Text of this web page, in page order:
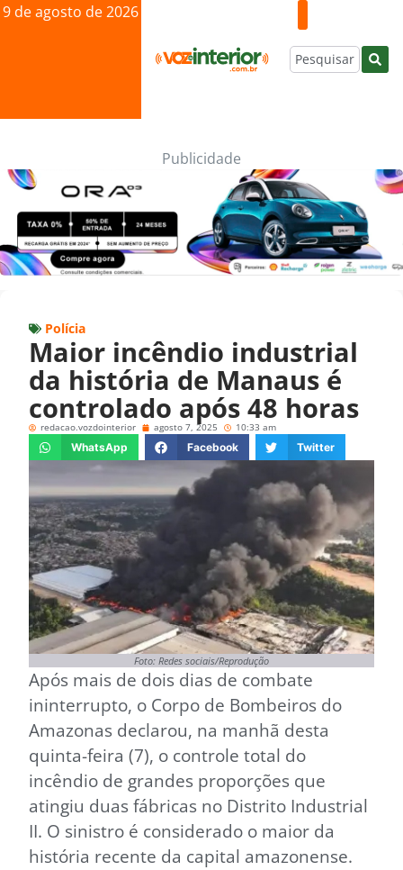
9 de agosto de 2026
Publicidade
Polícia
Maior incêndio industrial
da história de Manaus é
controlado após 48 horas
redacao.vozdointerior agosto 7, 2025 10:33 am
WhatsApp Facebook Twitter
Foto: Redes sociais/Reprodução
Após mais de dois dias de combate
ininterrupto, o Corpo de Bombeiros do
Amazonas declarou, na manhã desta
quinta-feira (7), o controle total do
incêndio de grandes proporções que
atingiu duas fábricas no Distrito Industrial
II. O sinistro é considerado o maior da
história recente da capital amazonense.